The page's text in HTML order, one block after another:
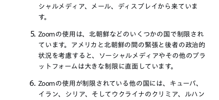
シャルメディア、メール、ディスプレイから来ていま
す。
Zoomの使用は、北朝鮮などのいくつかの国で制限され
ています。アメリカと北朝鮮の間の緊張と後者の政治的
状況を考慮すると、ソーシャルメディアやその他のプラ
ットフォームは大きな制限に直面しています。
Zoomの使用が制限されている他の国には、キューバ、
イラン、シリア、そしてウクライナのクリミア、ルハン